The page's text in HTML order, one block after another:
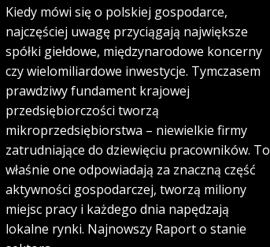
Kiedy mówi się o polskiej gospodarce,
najczęściej uwagę przyciągają największe
spółki giełdowe, międzynarodowe koncerny
czy wielomiliardowe inwestycje. Tymczasem
prawdziwy fundament krajowej
przedsiębiorczości tworzą
mikroprzedsiębiorstwa – niewielkie firmy
zatrudniające do dziewięciu pracowników. To
właśnie one odpowiadają za znaczną część
aktywności gospodarczej, tworzą miliony
miejsc pracy i każdego dnia napędzają
lokalne rynki. Najnowszy Raport o stanie